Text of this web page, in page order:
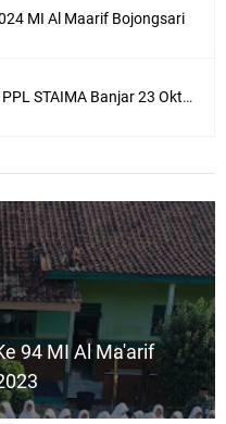
MI Al Maarif Bojongsari
Selamat Datang Mahasiswa PPL STAIMA Banjar 23 Oktober 2023
94 MI Al Ma'arif